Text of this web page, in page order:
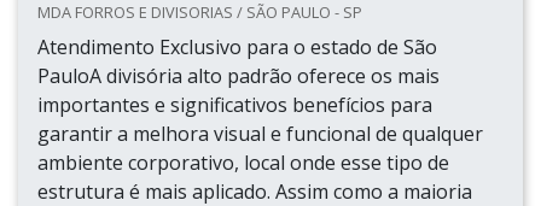
MDA FORROS E DIVISORIAS / SÃO PAULO - SP
Atendimento Exclusivo para o estado de São
PauloA divisória alto padrão oferece os mais
importantes e significativos benefícios para
garantir a melhora visual e funcional de qualquer
ambiente corporativo, local onde esse tipo de
estrutura é mais aplicado. Assim como a maioria